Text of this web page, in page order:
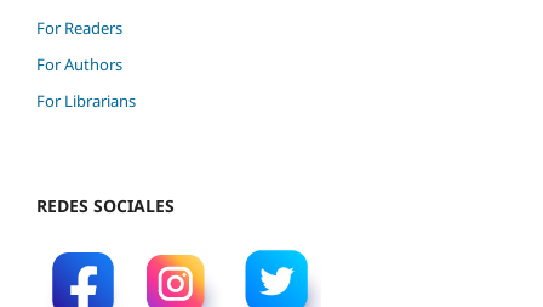
For Readers
For Authors
For Librarians
REDES SOCIALES